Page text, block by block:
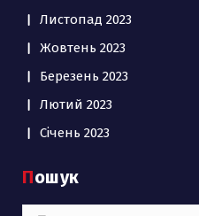
Листопад 2023
Жовтень 2023
Березень 2023
Лютий 2023
Січень 2023
Пошук